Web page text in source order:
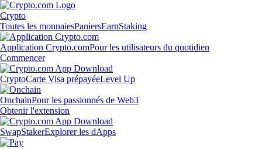
Crypto
Toutes les monnaiesPaniersEarnStaking
Application Crypto.comPour les utilisateurs du quotidien
Commencer
CryptoCarte Visa prépayéeLevel Up
OnchainPour les passionnés de Web3
Obtenir l'extension
SwapStakerExplorer les dApps